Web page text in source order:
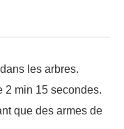
les arbres.
2 min 15 secondes.
que des armes de